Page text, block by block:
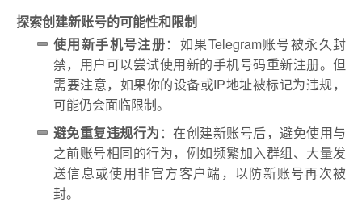
探索创建新账号的可能性和限制
使用新手机号注册：如果Telegram账号被永久封
禁，用户可以尝试使用新的手机号码重新注册。但
需要注意，如果你的设备或IP地址被标记为违规，
可能仍会面临限制。
避免重复违规行为 ：在创建新账号后，避免使用与
之前账号相同的行为，例如频繁加入群组、大量发
送信息或使用非官方客户端，以防新账号再次被
封。